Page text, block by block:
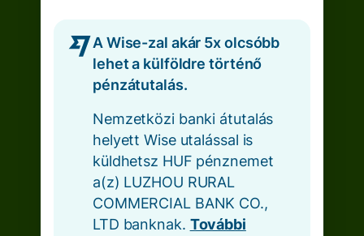
A Wise-zal akár 5x olcsóbb
lehet a külföldre történő
pénzátutalás.
Nemzetközi banki átutalás
helyett Wise utalással is
küldhetsz HUF pénznemet
a(z) LUZHOU RURAL
COMMERCIAL BANK CO.,
LTD banknak. További